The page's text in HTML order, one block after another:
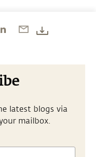
latest blogs via
mailbox.